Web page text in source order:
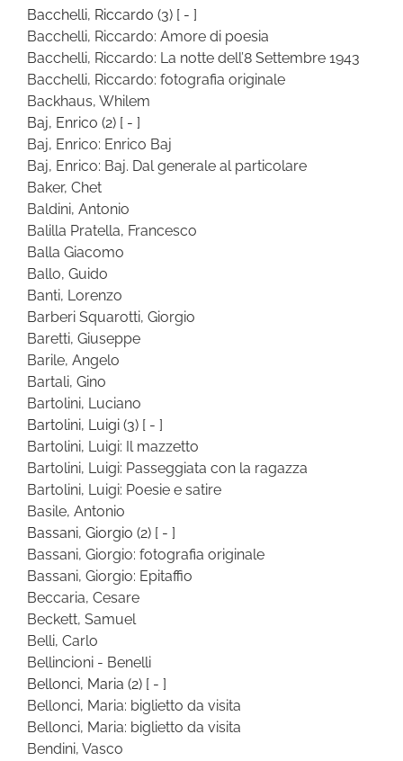
Bacchelli, Riccardo (3) [ - ]
Bacchelli, Riccardo: Amore di poesia
Bacchelli, Riccardo: La notte dell’8 Settembre 1943
Bacchelli, Riccardo: fotografia originale
Backhaus, Whilem
Baj, Enrico (2) [ - ]
Baj, Enrico: Enrico Baj
Baj, Enrico: Baj. Dal generale al particolare
Baker, Chet
Baldini, Antonio
Balilla Pratella, Francesco
Balla Giacomo
Ballo, Guido
Banti, Lorenzo
Barberi Squarotti, Giorgio
Baretti, Giuseppe
Barile, Angelo
Bartali, Gino
Bartolini, Luciano
Bartolini, Luigi (3) [ - ]
Bartolini, Luigi: Il mazzetto
Bartolini, Luigi: Passeggiata con la ragazza
Bartolini, Luigi: Poesie e satire
Basile, Antonio
Bassani, Giorgio (2) [ - ]
Bassani, Giorgio: fotografia originale
Bassani, Giorgio: Epitaffio
Beccaria, Cesare
Beckett, Samuel
Belli, Carlo
Bellincioni - Benelli
Bellonci, Maria (2) [ - ]
Bellonci, Maria: biglietto da visita
Bellonci, Maria: biglietto da visita
Bendini, Vasco